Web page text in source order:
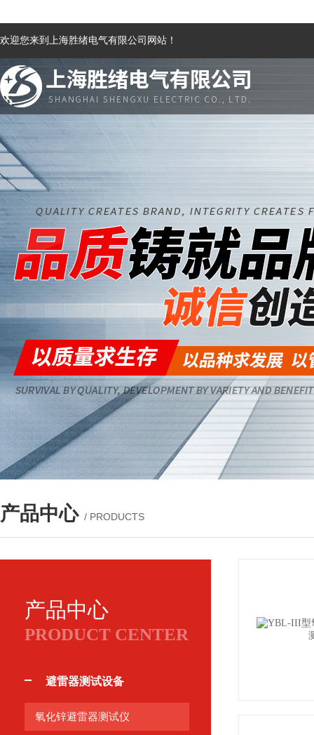
欢迎您来到上海胜绪电气有限公司网站！
产品中心 / PRODUCTS
产品中心
PRODUCT CENTER
避雷器测试设备
氧化锌避雷器测试仪